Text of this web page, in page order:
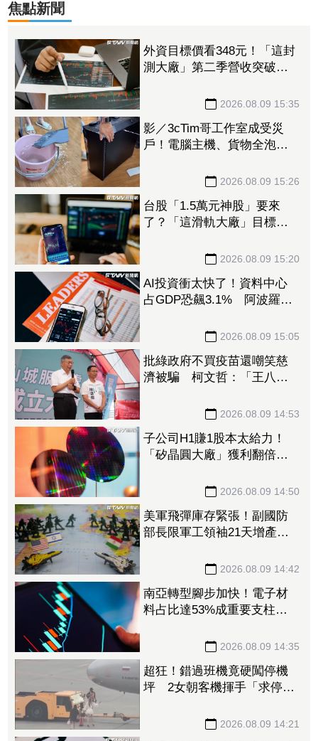
焦點新聞
外資目標價看348元！「這封
測大廠」第二季營收突破百
2026.08.09 15:35
影／3cTim哥工作室成受災
戶！電腦主機、貨物全泡
2026.08.09 15:26
台股「1.5萬元神股」要來
了？「這滑軌大廠」目標價
率更上看90％ 2026.08.09 15:20
AI投資衝太快了！資料中心
占GDP恐飆3.1% 阿波羅警
2026.08.09 15:05
批綠政府不買疫苗還嘲笑慈
濟被騙 柯文哲：「王八
2026.08.09 14:53
子公司H1賺1股本太給力！
「矽晶圓大廠」獲利翻倍
攻太陽能商機 2026.08.09 14:50
美軍飛彈庫存緊張！副國防
部長限軍工領袖21天增產
2026.08.09 14:42
南亞轉型腳步加快！電子材
料占比達53%成重要支柱
2026.08.09 14:35
超狂！錯過班機竟硬闖停機
坪 2女朝客機揮手「求停
2026.08.09 14:21